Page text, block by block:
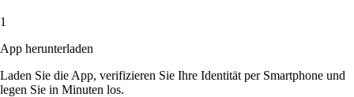
1
App herunterladen
Laden Sie die App, verifizieren Sie Ihre Identität per Smartphone und
legen Sie in Minuten los.